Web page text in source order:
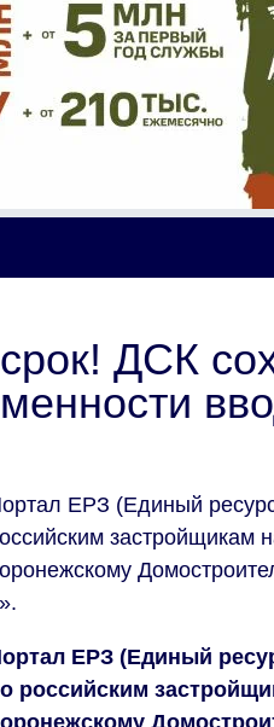
ДСК
ЕРЗ (Единый
застройщикам
ЕРЗ (Единый
российским